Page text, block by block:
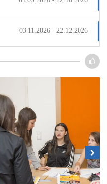
03.11.2026 - 22.12.2026